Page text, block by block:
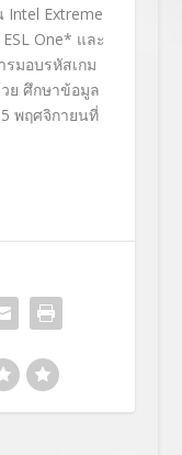
Intel Extreme
One* และ
รมอบรหัสเกม
ย ศึกษาข้อมูล
พฤศจิกายนที่